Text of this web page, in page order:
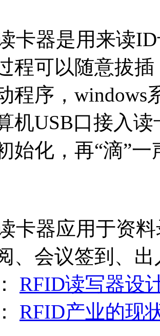
卡器是用来读ID
程可以随意拔
程序，windows
机USB口接入
始化，再“滴”
卡器应用于资料
、会议签到、
RFID读写器设
RFID产业的现